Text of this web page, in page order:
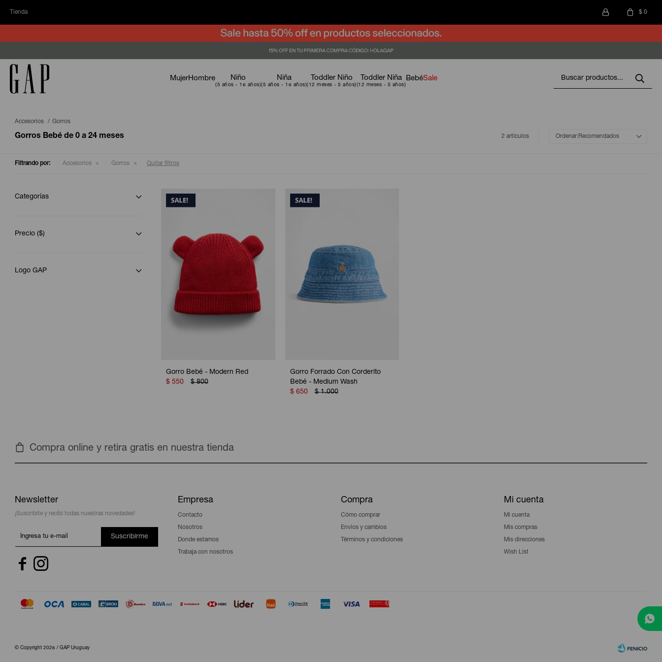
Tienda $ 0
MujerHombre Niño Niña Toddler Niño Toddler Niña BebéSale
Accesorios Gorros
Gorros Bebé de 0 a 24 meses 2 artículos Recomendados
Filtrando por: Accesorios Gorros Quitar filtros
Gorro Bebé - Modern Red
$ 550 $ 800
Gorro Forrado Con Corderito
Bebé - Medium Wash
$ 650 $ 1.000
Categorías
Precio ($)
Logo GAP
Compra online y retira gratis en nuestra tienda
Newsletter
¡Suscribite y recibí todas nuestras novedades!
Suscribirme
 
Empresa
Contacto
Nosotros
Donde estamos
Trabaja con nosotros
Compra
Cómo comprar
Envíos y cambios
Términos y condiciones
Mi cuenta
Mi cuenta
Mis compras
Mis direcciones
Wish List
© Copyright 2026 / GAP Uruguay